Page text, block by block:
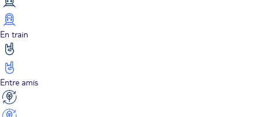
En train
Entre amis